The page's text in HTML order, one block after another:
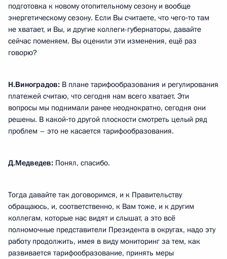
подготовка к новому отопительному сезону и вообще
энергетическому сезону. Если Вы считаете, что чего‑то там
не хватает, и Вы, и другие коллеги-губернаторы, давайте
сейчас поменяем. Вы оценили эти изменения, ещё раз
говорю?
Н.Виноградов: В плане тарифообразования и регулирования
платежей считаю, что сегодня нам всего хватает. Эти
вопросы мы поднимали ранее неоднократно, сегодня они
решены. В какой‑то другой плоскости смотреть целый ряд
проблем – это не касается тарифообразования.
Д.Медведев: Понял, спасибо.
Тогда давайте так договоримся, и к Правительству
обращаюсь, и, соответственно, к Вам тоже, и к другим
коллегам, которые нас видят и слышат, а это всё
полномочные представители Президента в округах, надо эту
работу продолжить, имея в виду мониторинг за тем, как
развивается тарифообразование, принять меры